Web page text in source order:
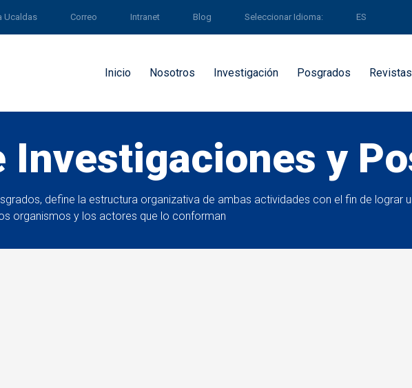
Ucaldas Correo Intranet Blog Seleccionar Idioma: ES
Inicio Nosotros Investigación Posgrados
Investigaciones y
define la estructura organizativa de ambas actividades con el fin de lograr
organismos y los actores que lo conforman